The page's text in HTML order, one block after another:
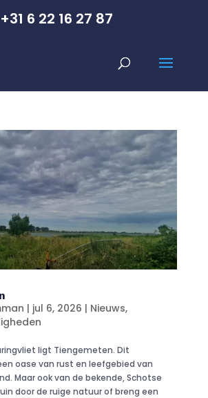
+31 6 22 16 27 87
| jul 6, 2026 | Nieuws,
ligt Tiengemeten. Dit
oase van rust en leefgebied van
Maar ook van de bekende, Schotse
door de ruige natuur of breng een